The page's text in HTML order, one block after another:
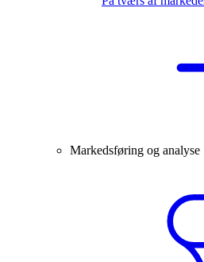
Markedsføring og analyse